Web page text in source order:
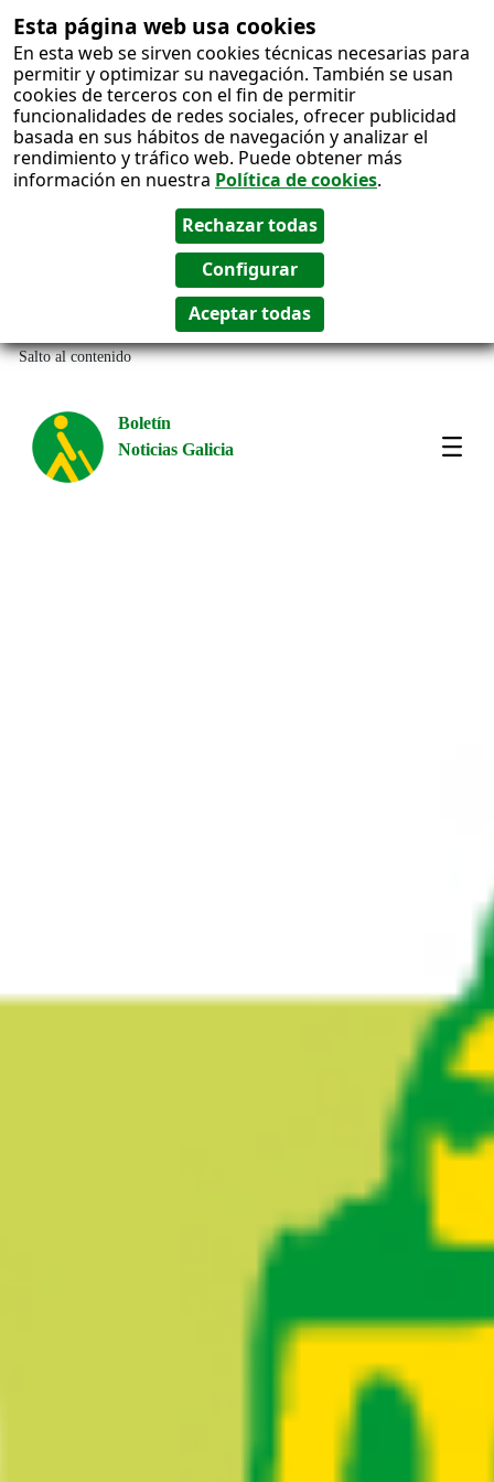
Esta página web usa cookies
En esta web se sirven cookies técnicas necesarias para
permitir y optimizar su navegación. También se usan
cookies de terceros con el fin de permitir
funcionalidades de redes sociales, ofrecer publicidad
basada en sus hábitos de navegación y analizar el
rendimiento y tráfico web. Puede obtener más
información en nuestra Política de cookies.
Salto al contenido
Boletín
Noticias Galicia